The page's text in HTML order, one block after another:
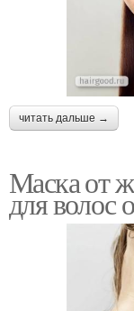
читать дальше →
Маска от
для волос